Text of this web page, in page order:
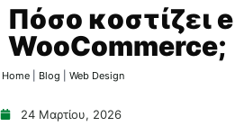
Πόσο κοστίζει
WooCommerce;
Home| Blog Web Design
24 Μαρτίου, 2026